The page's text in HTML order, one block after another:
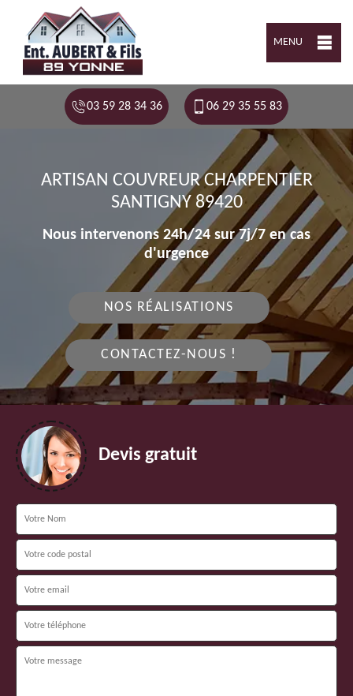
MENU
03 59 28 34 36 06 29 35 55 83
ARTISAN COUVREUR CHARPENTIER
SANTIGNY 89420
Nous intervenons 24h/24 sur 7j/7 en cas
d'urgence
NOS RÉALISATIONS
CONTACTEZ-NOUS !
Devis gratuit